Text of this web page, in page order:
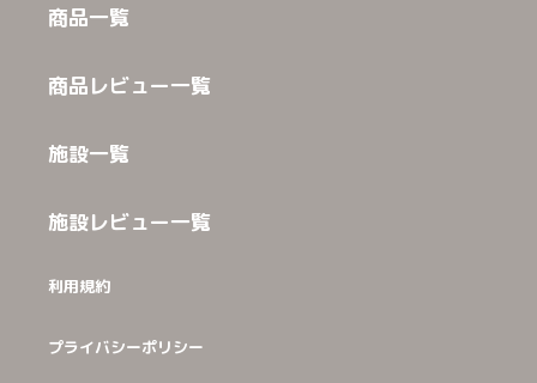
商品一覧
商品レビュー一覧
施設一覧
施設レビュー一覧
利用規約
プライバシーポリシー